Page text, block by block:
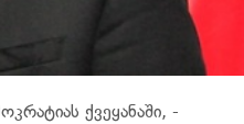
ქვეყანაში, -